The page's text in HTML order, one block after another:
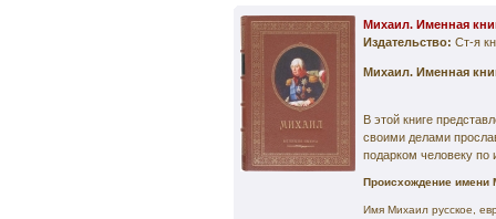
Михаил. Именная
Издательство: Ст-я
Михаил. Именная
В этой книге
своими делами
подарком человеку
Происхождение имени
Имя Михаил русское,